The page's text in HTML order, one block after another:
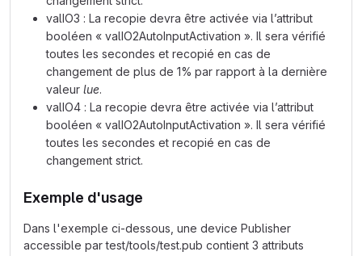
valIO3 : La recopie devra être activée via l’attribut
booléen « valIO2AutoInputActivation ». Il sera vérifié
toutes les secondes et recopié en cas de
changement de plus de 1% par rapport à la dernière
valeur lue.
valIO4 : La recopie devra être activée via l’attribut
booléen « valIO2AutoInputActivation ». Il sera vérifié
toutes les secondes et recopié en cas de
changement strict.
Exemple d'usage
Dans l'exemple ci-dessous, une device Publisher
accessible par test/tools/test.pub contient 3 attributs